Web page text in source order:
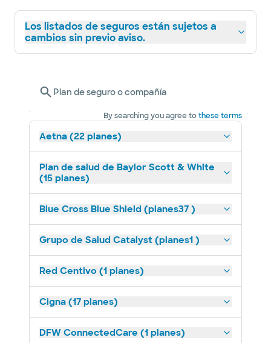
Los listados de seguros están sujetos a
cambios sin previo aviso.
Plan de seguro o compañía
By searching you agree tothese terms
Aetna (22 planes)
Plan de salud de Baylor Scott & White
(15 planes)
Blue Cross Blue Shield (planes37 )
Grupo de Salud Catalyst (planes1 )
Red Centivo (1 planes)
Cigna (17 planes)
DFW ConnectedCare (1 planes)